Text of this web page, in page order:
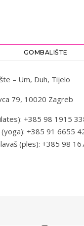
GOMBALIŠTE
– Um, Duh, Tijelo
79, 10020 Zagreb
+385 98 1915
+385 91 6655
(ples): +385 98